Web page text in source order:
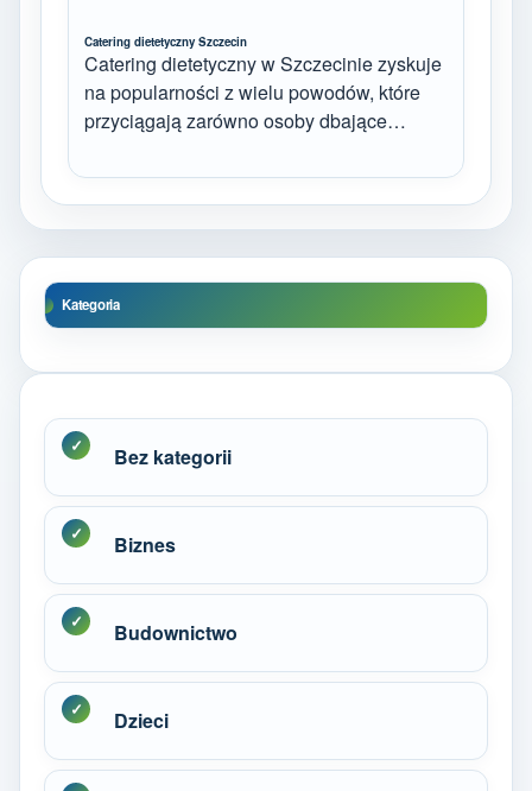
Catering dietetyczny Szczecin
Catering dietetyczny w Szczecinie zyskuje
na popularności z wielu powodów, które
przyciągają zarówno osoby dbające…
Kategoria
Bez kategorii
Biznes
Budownictwo
Dzieci